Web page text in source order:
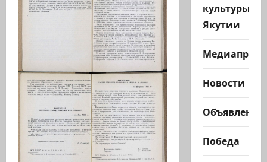
культуры
Якутии
Новости
Объявления
Победа